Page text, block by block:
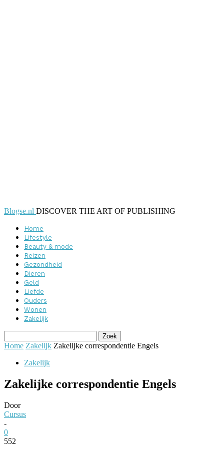
Blogse.nl DISCOVER THE ART OF PUBLISHING
Home
Lifestyle
Beauty & mode
Reizen
Gezondheid
Dieren
Geld
Liefde
Ouders
Wonen
Zakelijk
Home Zakelijk Zakelijke correspondentie Engels
Zakelijk
Zakelijke correspondentie Engels
Door
Cursus
-
0
552